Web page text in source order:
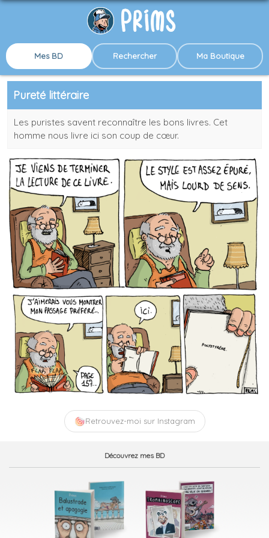
Mes BD Rechercher Ma Boutique
Pureté littéraire
Les puristes savent reconnaître les bons livres. Cet
homme nous livre ici son coup de cœur.
Retrouvez-moi sur Instagram
Découvrez mes BD